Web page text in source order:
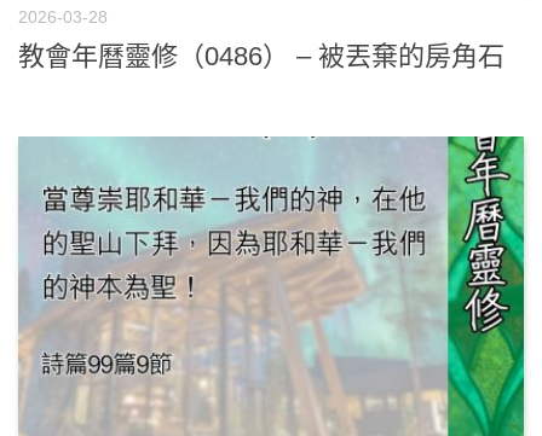
2026-03-28
教會年曆靈修（0486） – 被丟棄的房角石